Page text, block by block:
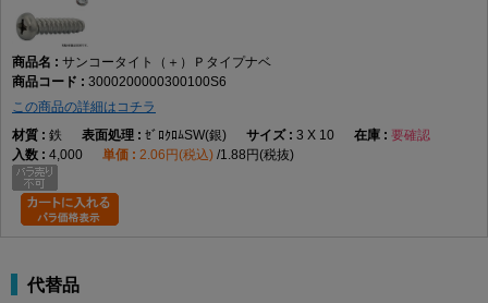
サンコータイト（＋）Ｐタイプナベ
3000200000300100S6
この商品の詳細はコチラ
鉄
ｾﾞﾛｸﾛﾑSW(銀) 3 X 10
要確認
4,000
2.06円(税込) 1.88円(税抜)
代替品